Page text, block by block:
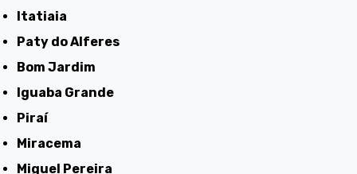
Itatiaia
Paty do Alferes
Bom Jardim
Iguaba Grande
Piraí
Miracema
Miguel Pereira